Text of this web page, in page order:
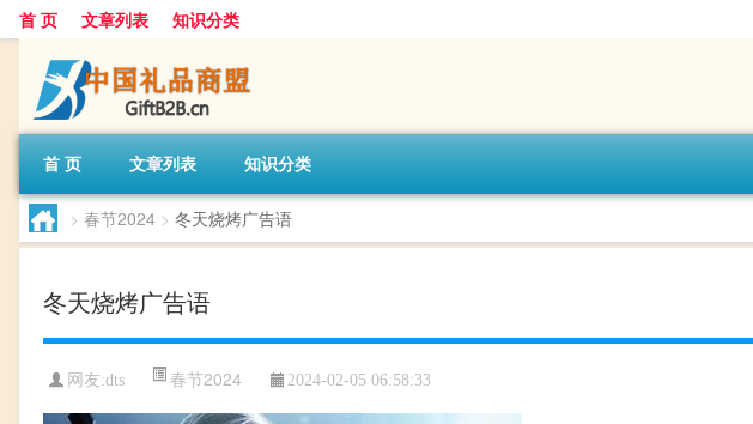
首 页 文章列表 知识分类
首 页 文章列表 知识分类
> 春节2024 > 冬天烧烤广告语
冬天烧烤广告语
网友:dts 春节2024 2024-02-05 06:58:33